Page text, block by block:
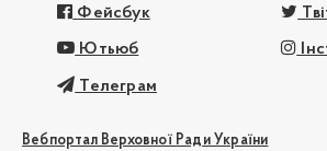
Фейсбук
Ютьюб
Телеграм
Вебпортал Верховної Ради України